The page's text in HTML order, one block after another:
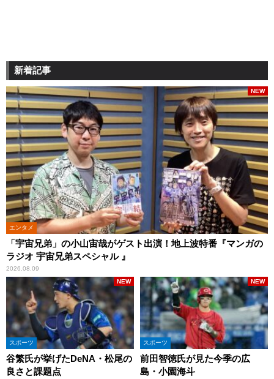
新着記事
エンタメ
「宇宙兄弟」の小山宙哉がゲスト出演！地上波特番『マンガの
ラジオ 宇宙兄弟スペシャル 』
2026.08.09
NEW
スポーツ
谷繁氏が挙げたDeNA・松尾の
良さと課題点
NEW
スポーツ
前田智徳氏が見た今季の広
島・小園海斗
NEW